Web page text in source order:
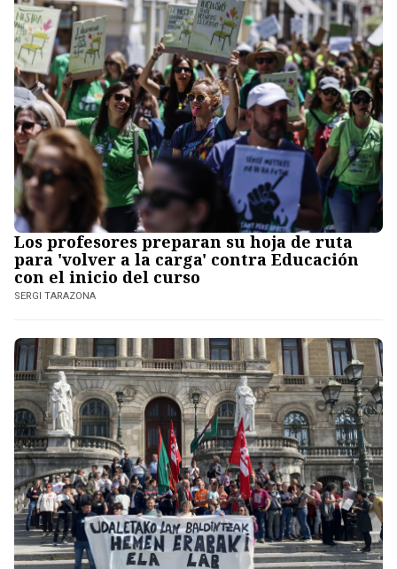
Los profesores preparan su hoja de ruta
para 'volver a la carga' contra Educación
con el inicio del curso
SERGI TARAZONA